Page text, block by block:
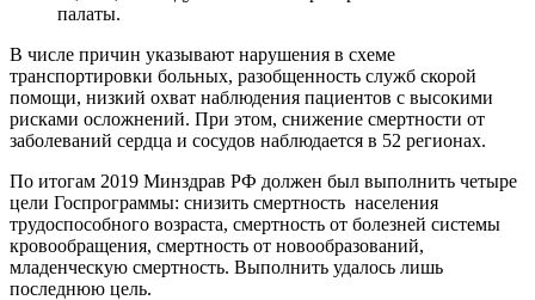
палаты.
В числе причин указывают нарушения в схеме
транспортировки больных, разобщенность служб скорой
помощи, низкий охват наблюдения пациентов с высокими
рисками осложнений. При этом, снижение смертности от
заболеваний сердца и сосудов наблюдается в 52 регионах.
По итогам 2019 Минздрав РФ должен был выполнить четыре
цели Госпрограммы: снизить смертность населения
трудоспособного возраста, смертность от болезней системы
кровообращения, смертность от новообразований,
младенческую смертность. Выполнить удалось лишь
последнюю цель.